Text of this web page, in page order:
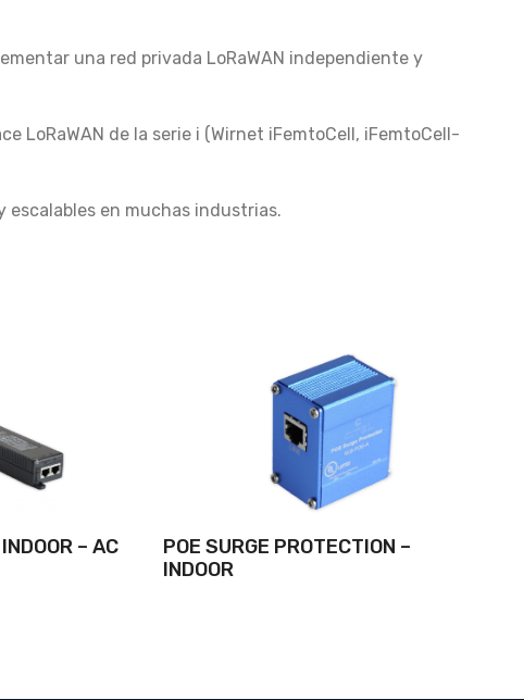
una red privada LoRaWAN independiente y
LoRaWAN de la serie i (Wirnet iFemtoCell, iFemtoCell-
en muchas industrias.
– AC
POE SURGE PROTECTION –
INDOOR